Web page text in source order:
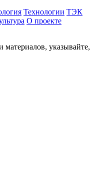
Технологии ТЭК
О проекте
указывайте,